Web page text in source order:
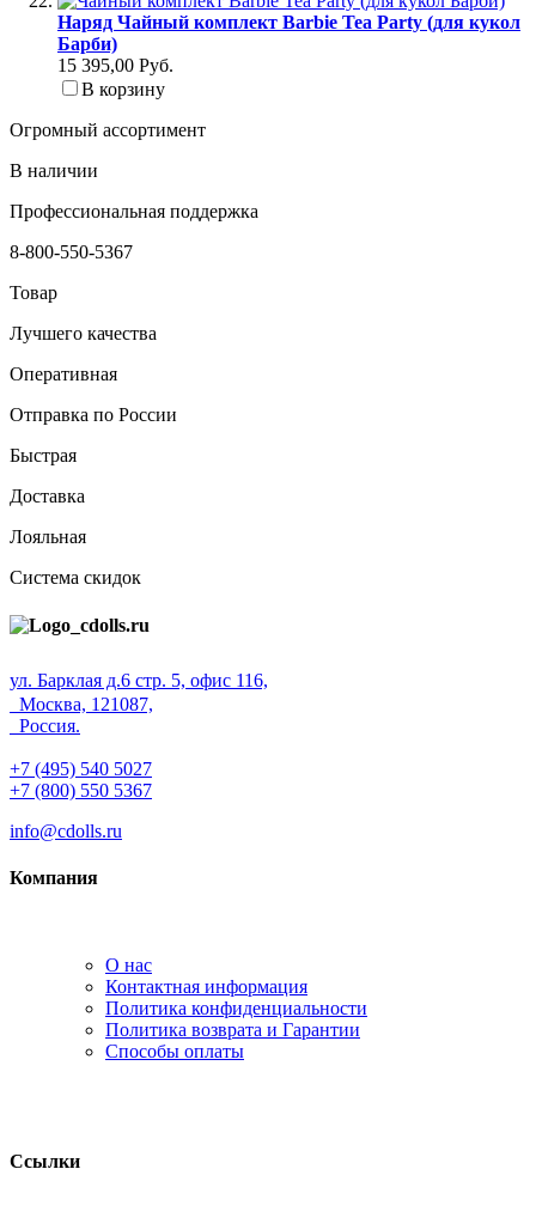
Наряд Чайный комплект Barbie Tea Party (для кукол
Барби)
15 395,00 Руб.
В корзину
Огромный ассортимент
В наличии
Профессиональная поддержка
8-800-550-5367
Товар
Лучшего качества
Оперативная
Отправка по России
Быстрая
Доставка
Лояльная
Система скидок
ул. Барклая д.6 стр. 5, офис 116,
Москва, 121087,
Россия.
+7 (495) 540 5027
+7 (800) 550 5367
info@cdolls.ru
Компания
О нас
Контактная информация
Политика конфиденциальности
Политика возврата и Гарантии
Способы оплаты
Ссылки